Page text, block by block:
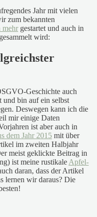
Jahr mit vielen
zum bekannten
mehr gestartet und auch in
gesammelt wird:
Geschichte auch
bin auf ein selbst
Deswegen kann ich die
mir einige Daten
ist aber auch in
dem Jahr 2015 mit über
im zweiten Halbjahr
meist geklickte Beitrag in
ist meine rustikaleApfel-
daran, dass der Artikel
lernen wir daraus? Die